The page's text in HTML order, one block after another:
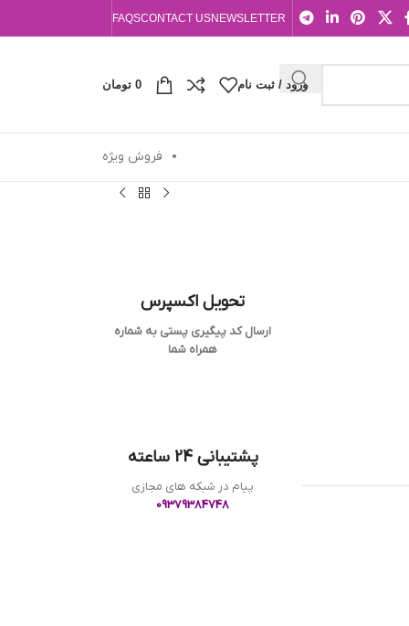
NEWSLETTER
CONTACT US
FAQS
ورود / ثبت نام 0 تومان
فروش ویژه
تحویل اکسپرس
ارسال کد پیگیری پستی به شماره
همراه شما
پشتیبانی 24 ساعته
پیام در شبکه های مجازی
09379384748